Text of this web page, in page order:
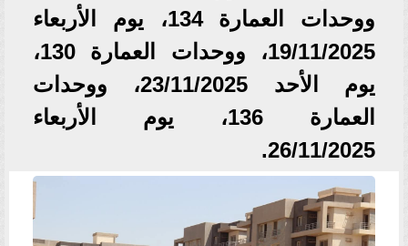
ووحدات العمارة 134، يوم الأربعاء
19/11/2025، ووحدات العمارة 130،
يوم الأحد 23/11/2025، ووحدات
العمارة 136، يوم الأربعاء
26/11/2025.